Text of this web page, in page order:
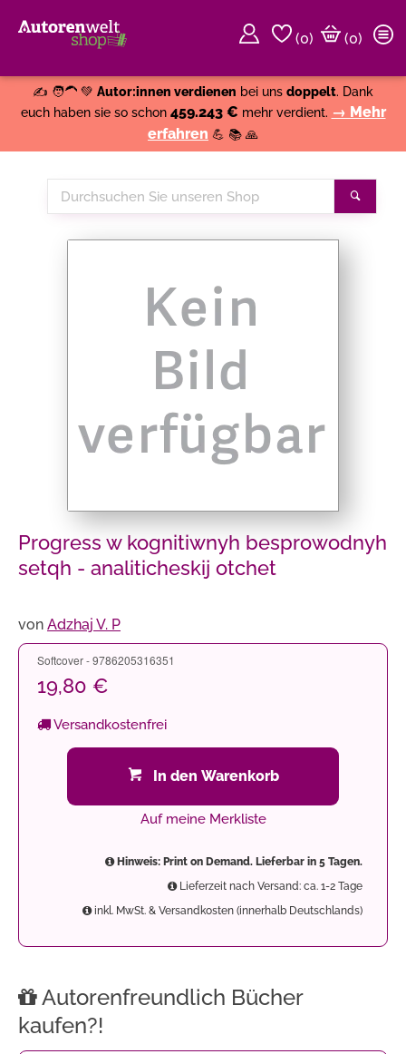
(0)
(0)
✍️ 🧑‍🦱 💚 Autor:innen verdienen bei uns doppelt. Dank
euch haben sie so schon 459.243 € mehr verdient. → Mehr
erfahren 💪 📚 🙏
Durchsuchen
Sie
Progress w kognitiwnyh besprowodnyh
setqh - analiticheskij otchet
von Adzhaj V. P
Softcover - 9786205316351
19,80 €
Versandkostenfrei
In den Warenkorb
Auf meine Merkliste
Hinweis: Print on Demand. Lieferbar in 5 Tagen.
Lieferzeit nach Versand: ca. 1-2 Tage
inkl. MwSt. & Versandkosten (innerhalb Deutschlands)
Autorenfreundlich Bücher
kaufen?!